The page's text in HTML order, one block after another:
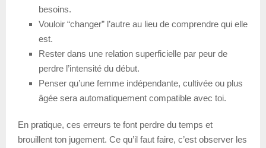
besoins.
Vouloir “changer” l’autre au lieu de comprendre qui elle
est.
Rester dans une relation superficielle par peur de
perdre l’intensité du début.
Penser qu’une femme indépendante, cultivée ou plus
âgée sera automatiquement compatible avec toi.
En pratique, ces erreurs te font perdre du temps et
brouillent ton jugement. Ce qu’il faut faire, c’est observer les